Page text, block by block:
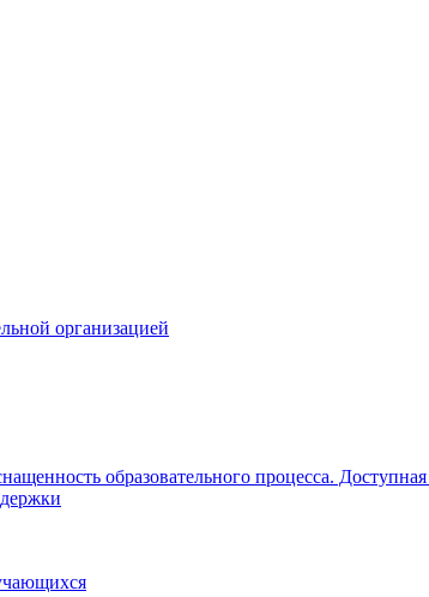
организацией
образовательного процесса. Доступная